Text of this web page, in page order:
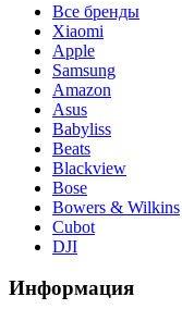
Все бренды
Xiaomi
Apple
Samsung
Amazon
Asus
Babyliss
Beats
Blackview
Bose
Bowers & Wilkins
Cubot
DJI
Информация